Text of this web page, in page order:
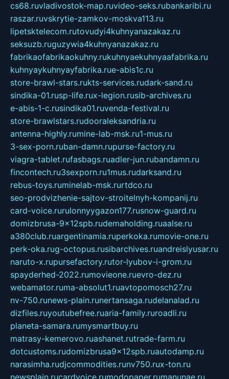
cs68.ruvladivostok-map.ruvideo-seks.rubankaribi.ru
raszar.ruvskrytie-zamkov-moskva113.ru
lipetsktelecom.rutovudyi4kuhnyanazakaz.ru
seksuzb.ruguzywia4kuhnyanazakaz.ru
fabrikaofabrikaokuhny.rukuhnyaekuhnyaafabrika.ru
kuhnyaykuhnyayfabrika.rue-abis1c.ru
store-brawl-stars.rukts-services.rudark-sand.ru
sindika-01.rusp-life.rux-legion.rusib-archives.ru
e-abis-1-c.rusindika01.ruvenda-festival.ru
store-brawlstars.rudooraleksandria.ru
antenna-highly.rumine-lab-msk.ru1-mus.ru
3-sex-porn.ruban-damn.rupurse-factory.ru
viagra-tablet.rufasbags.ruadler-jun.rubandamn.ru
fincontech.ru3sexporn.ru1mus.rudarksand.ru
rebus-toys.ruminelab-msk.rurtdco.ru
seo-prodvizhenie-sajtov-stroitelnyh-kompanij.ru
card-voice.rurulonnyygazon177.rusnow-guard.ru
domizbrusa-9x12spb.rudemaholding.ruaalse.ru
a380club.ruargentinamia.ruperkoka.rumovie-one.ru
perk-oka.rug-octopus.rusibarchives.ruandreislyusar.ru
naruto-x.rupursefactory.rutor-lyubov-i-grom.ru
spayderhed-2022.rumovieone.ruevro-dez.ru
webamator.ruma-absolut1.ruavtopomosch27.ru
nv-750.runews-plain.runertansaga.rudelanalad.ru
dizfiles.ruyoutubefree.ruaria-family.ruroadli.ru
planeta-samara.rumysmartbuy.ru
matrasy-kemerovo.ruashanet.rutrade-farm.ru
dotcustoms.rudomizbrusa9x12spb.ruautodamp.ru
narasimha.rudjcommodities.runv750.rux-ton.ru
newsplain.rucardvoice.rumodopaper.rumanunae.ru